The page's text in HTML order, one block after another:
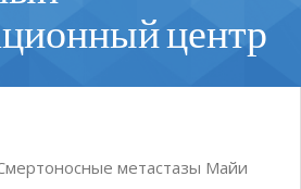
центр
метастазы Майи